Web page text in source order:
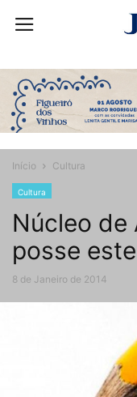
Início Cultura
Cultura
Núcleo de
posse
8 de Janeiro de 2014